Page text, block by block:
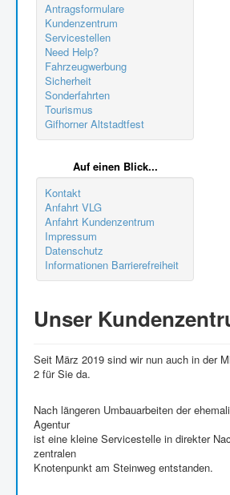
Antragsformulare
Kundenzentrum
Servicestellen
Need Help?
Fahrzeugwerbung
Sicherheit
Sonderfahrten
Tourismus
Gifhorner Altstadtfest
Auf einen Blick...
Kontakt
Anfahrt VLG
Anfahrt Kundenzentrum
Impressum
Datenschutz
Informationen Barrierefreiheit
Unser
Seit März 2019 sind wir nun auch in der
2 für Sie da.
Nach längeren Umbauarbeiten der
Agentur
ist eine kleine Servicestelle in direkter
zentralen
Knotenpunkt am Steinweg entstanden.